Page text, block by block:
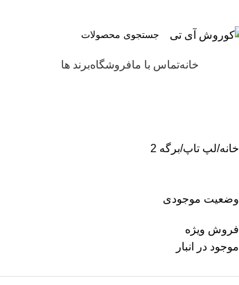
خانهتماس با مافروشگاهبرند ها
خانه لپ تاپ برگه 2
وضعیت موجودی
فروش ویژه
موجود در انبار